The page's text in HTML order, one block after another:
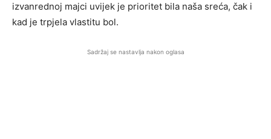
izvanrednoj majci uvijek je prioritet bila naša sreća, čak i
kad je trpjela vlastitu bol.
Sadržaj se nastavlja nakon oglasa